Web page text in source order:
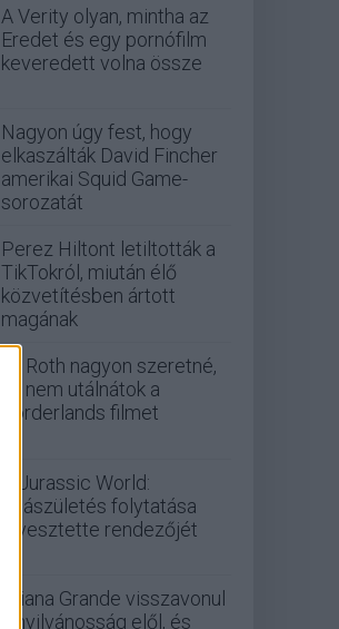
A Verity olyan, mintha az
Eredet és egy pornófilm
keveredett volna össze
Nagyon úgy fest, hogy
elkaszálták David Fincher
amerikai Squid Game-
sorozatát
Perez Hiltont letiltották a
TikTokról, miután élő
közvetítésben ártott
magának
Eli Roth nagyon szeretné,
ha nem utálnátok a
Borderlands filmet
A Jurassic World:
Újjászületés folytatása
elvesztette rendezőjét
Ariana Grande visszavonul
a nyilvánosság elől, és